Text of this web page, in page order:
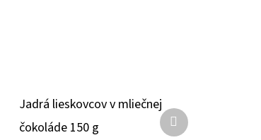
Jadrá lieskovcov v mliečnej
čokoláde 150 g
Ďalší